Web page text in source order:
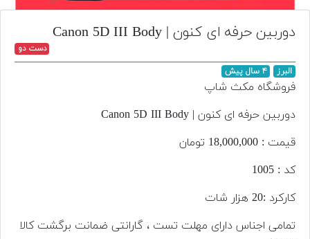
تجهیزات
مکث
افزودن
دست
قیمت
دوربین حرفه ای کنون | Canon 5D III Body
دست دو
البرز ۴ سال پیش
فروشگاه مکث شاپ
دوربین حرفه ای کنون | Canon 5D III Body
قیمت : 18,000,000 تومان
کد : 1005
کارکرد :20 هزار شات
تمامی اجناس دارای مهلت تست ، گارانتی ضمانت برگشت کالا